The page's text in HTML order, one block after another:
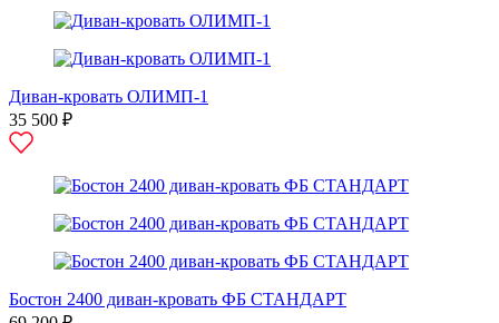
Диван-кровать ОЛИМП-1
35 500 ₽
Бостон 2400 диван-кровать ФБ СТАНДАРТ